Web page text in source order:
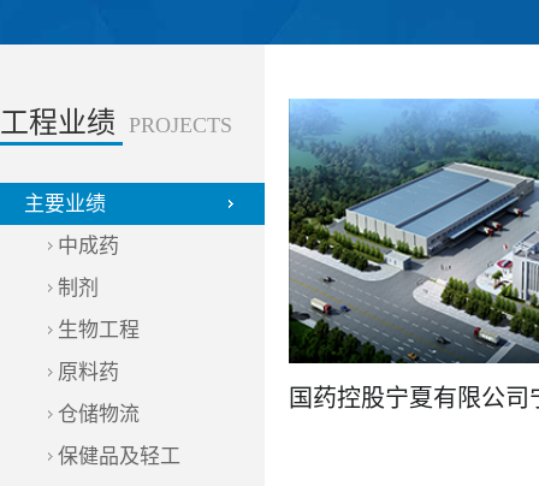
工程业绩 PROJECTS
主要业绩
中成药
制剂
生物工程
原料药
仓储物流
保健品及轻工